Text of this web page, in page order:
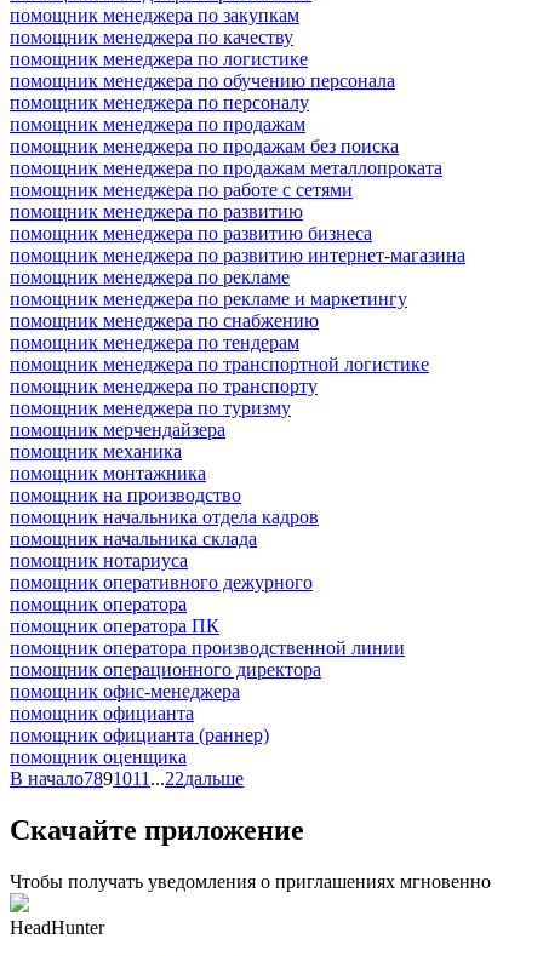
помощник менеджера по закупкам
помощник менеджера по качеству
помощник менеджера по логистике
помощник менеджера по обучению персонала
помощник менеджера по персоналу
помощник менеджера по продажам
помощник менеджера по продажам без поиска
помощник менеджера по продажам металлопроката
помощник менеджера по работе с сетями
помощник менеджера по развитию
помощник менеджера по развитию бизнеса
помощник менеджера по развитию интернет-магазина
помощник менеджера по рекламе
помощник менеджера по рекламе и маркетингу
помощник менеджера по снабжению
помощник менеджера по тендерам
помощник менеджера по транспортной логистике
помощник менеджера по транспорту
помощник менеджера по туризму
помощник мерчендайзера
помощник механика
помощник монтажника
помощник на производство
помощник начальника отдела кадров
помощник начальника склада
помощник нотариуса
помощник оперативного дежурного
помощник оператора
помощник оператора ПК
помощник оператора производственной линии
помощник операционного директора
помощник офис-менеджера
помощник официанта
помощник официанта (раннер)
помощник оценщика
В начало7891011 ...22дальше
Скачайте приложение
Чтобы получать уведомления о приглашениях мгновенно
HeadHunter